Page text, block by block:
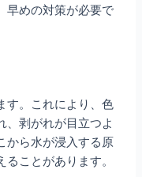
早めの対策が必要で
す。これにより、色
、剥がれが目立つよ
から水が浸入する原
ことがあります。